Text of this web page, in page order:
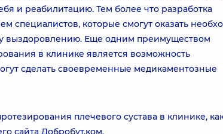
и реабилитацию. Тем более что разработка
специалистов, которые смогут оказать
выздоровлению. Еще одним преимуществом
в клинике является возможность
сделать своевременные медикаментозные
плечевого сустава в клинике,
сайта Добробут.ком.